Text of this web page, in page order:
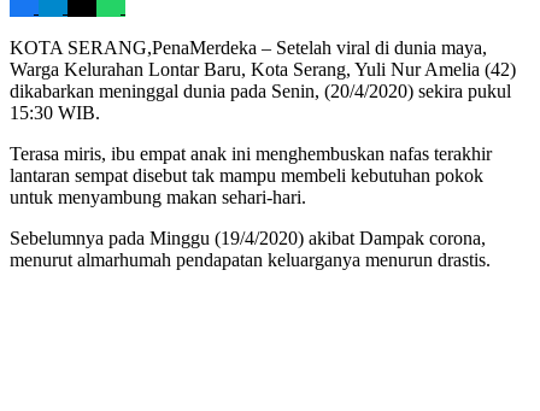
KOTA SERANG,PenaMerdeka – Setelah viral di dunia maya,
Warga Kelurahan Lontar Baru, Kota Serang, Yuli Nur Amelia (42)
dikabarkan meninggal dunia pada Senin, (20/4/2020) sekira pukul
15:30 WIB.
Terasa miris, ibu empat anak ini menghembuskan nafas terakhir
lantaran sempat disebut tak mampu membeli kebutuhan pokok
untuk menyambung makan sehari-hari.
Sebelumnya pada Minggu (19/4/2020) akibat Dampak corona,
menurut almarhumah pendapatan keluarganya menurun drastis.